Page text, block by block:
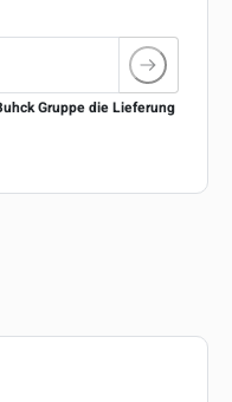
Gruppe die Lieferung